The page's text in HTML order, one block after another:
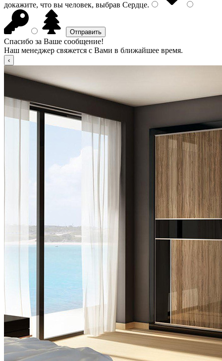
докажите, что вы человек, выбрав Сердце.
Спасибо за Ваше сообщение!
Наш менеджер свяжется с Вами в ближайшее время.